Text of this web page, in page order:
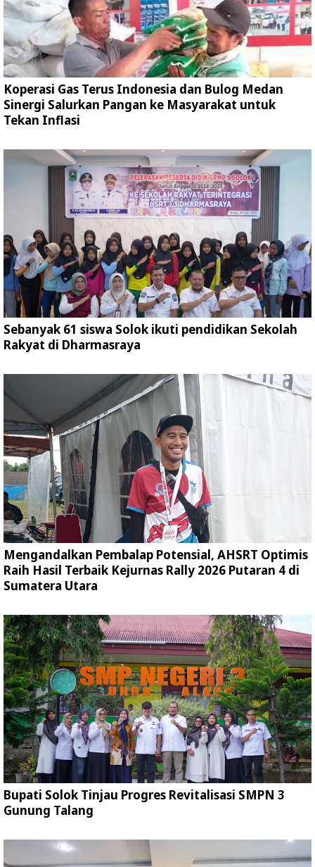
Koperasi Gas Terus Indonesia dan Bulog Medan
Sinergi Salurkan Pangan ke Masyarakat untuk
Tekan Inflasi
Sebanyak 61 siswa Solok ikuti pendidikan Sekolah
Rakyat di Dharmasraya
Mengandalkan Pembalap Potensial, AHSRT Optimis
Raih Hasil Terbaik Kejurnas Rally 2026 Putaran 4 di
Sumatera Utara
Bupati Solok Tinjau Progres Revitalisasi SMPN 3
Gunung Talang